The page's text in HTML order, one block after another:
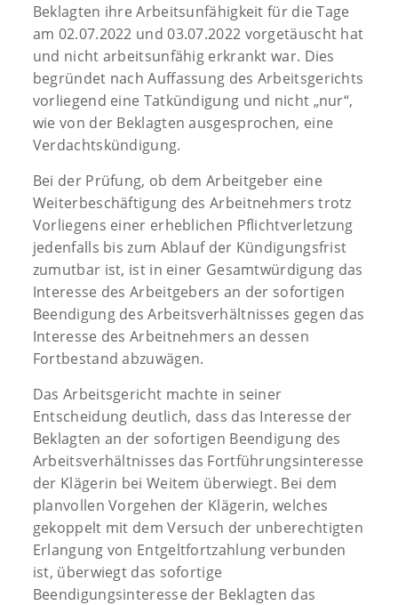
Beklagten ihre Arbeitsunfähigkeit für die Tage
am 02.07.2022 und 03.07.2022 vorgetäuscht hat
und nicht arbeitsunfähig erkrankt war. Dies
begründet nach Auffassung des Arbeitsgerichts
vorliegend eine Tatkündigung und nicht „nur“,
wie von der Beklagten ausgesprochen, eine
Verdachtskündigung.
Bei der Prüfung, ob dem Arbeitgeber eine
Weiterbeschäftigung des Arbeitnehmers trotz
Vorliegens einer erheblichen Pflichtverletzung
jedenfalls bis zum Ablauf der Kündigungsfrist
zumutbar ist, ist in einer Gesamtwürdigung das
Interesse des Arbeitgebers an der sofortigen
Beendigung des Arbeitsverhältnisses gegen das
Interesse des Arbeitnehmers an dessen
Fortbestand abzuwägen.
Das Arbeitsgericht machte in seiner
Entscheidung deutlich, dass das Interesse der
Beklagten an der sofortigen Beendigung des
Arbeitsverhältnisses das Fortführungsinteresse
der Klägerin bei Weitem überwiegt. Bei dem
planvollen Vorgehen der Klägerin, welches
gekoppelt mit dem Versuch der unberechtigten
Erlangung von Entgeltfortzahlung verbunden
ist, überwiegt das sofortige
Beendigungsinteresse der Beklagten das